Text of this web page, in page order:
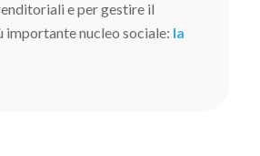
e per gestire il
importante nucleo sociale: la